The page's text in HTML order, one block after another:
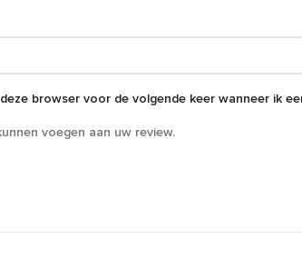
browser voor de volgende keer wanneer ik
voegen aan uw review.